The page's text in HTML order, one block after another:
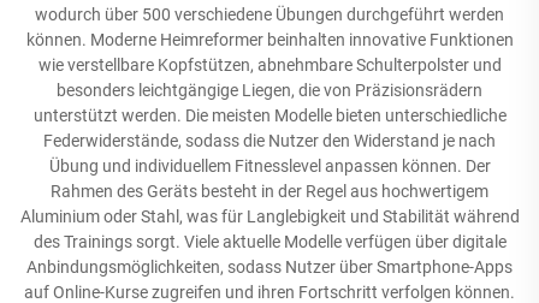
wodurch über 500 verschiedene Übungen durchgeführt werden
können. Moderne Heimreformer beinhalten innovative Funktionen
wie verstellbare Kopfstützen, abnehmbare Schulterpolster und
besonders leichtgängige Liegen, die von Präzisionsrädern
unterstützt werden. Die meisten Modelle bieten unterschiedliche
Federwiderstände, sodass die Nutzer den Widerstand je nach
Übung und individuellem Fitnesslevel anpassen können. Der
Rahmen des Geräts besteht in der Regel aus hochwertigem
Aluminium oder Stahl, was für Langlebigkeit und Stabilität während
des Trainings sorgt. Viele aktuelle Modelle verfügen über digitale
Anbindungsmöglichkeiten, sodass Nutzer über Smartphone-Apps
auf Online-Kurse zugreifen und ihren Fortschritt verfolgen können.